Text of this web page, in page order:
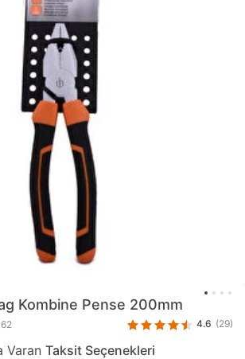
Kombine Pense 200mm
4.6 (29)
Varan Taksit Seçenekleri